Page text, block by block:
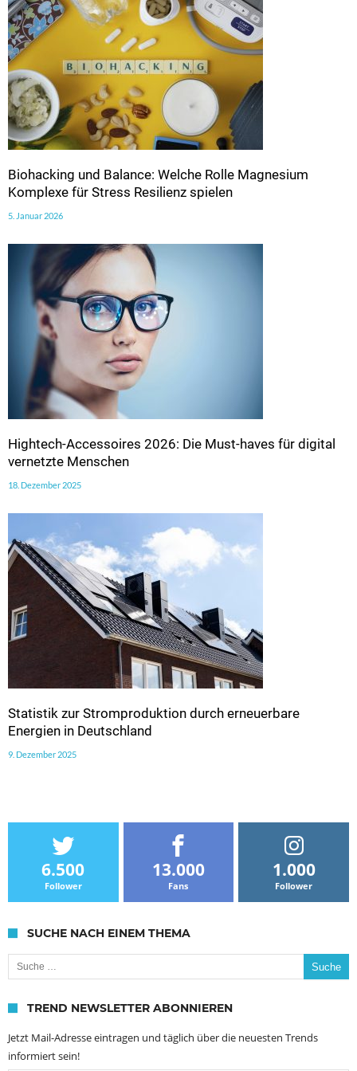
Biohacking und Balance: Welche Rolle Magnesium
Komplexe für Stress Resilienz spielen
5. Januar 2026
Hightech-Accessoires 2026: Die Must-haves für digital
vernetzte Menschen
18. Dezember 2025
Statistik zur Stromproduktion durch erneuerbare
Energien in Deutschland
9. Dezember 2025
6.500
Follower
13.000
Fans
1.000
Follower
SUCHE NACH EINEM THEMA
Suche nach:
TREND NEWSLETTER ABONNIEREN
Jetzt Mail-Adresse eintragen und täglich über die neuesten Trends
informiert sein!